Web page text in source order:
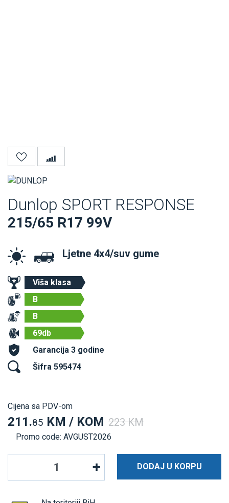
Dunlop SPORT RESPONSE
215/65 R17 99V
Ljetne 4x4/suv gume
Viša klasa
B
B
69db
Garancija 3 godine
Šifra 595474
Cijena sa PDV-om
211.85 KM / KOM 223 KM
Promo code: AVGUST2026
DODAJ U KORPU